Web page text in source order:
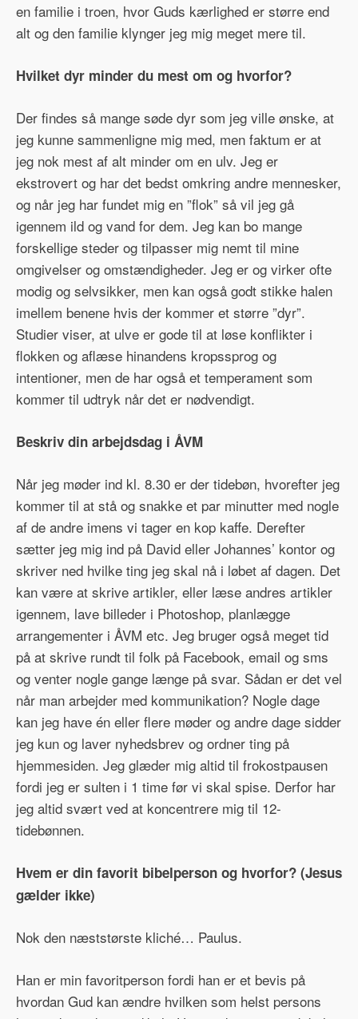
en familie i troen, hvor Guds kærlighed er større end
alt og den familie klynger jeg mig meget mere til.
Hvilket dyr minder du mest om og hvorfor?
Der findes så mange søde dyr som jeg ville ønske, at
jeg kunne sammenligne mig med, men faktum er at
jeg nok mest af alt minder om en ulv. Jeg er
ekstrovert og har det bedst omkring andre mennesker,
og når jeg har fundet mig en ”flok” så vil jeg gå
igennem ild og vand for dem. Jeg kan bo mange
forskellige steder og tilpasser mig nemt til mine
omgivelser og omstændigheder. Jeg er og virker ofte
modig og selvsikker, men kan også godt stikke halen
imellem benene hvis der kommer et større ”dyr”.
Studier viser, at ulve er gode til at løse konflikter i
flokken og aflæse hinandens kropssprog og
intentioner, men de har også et temperament som
kommer til udtryk når det er nødvendigt.
Beskriv din arbejdsdag i ÅVM
Når jeg møder ind kl. 8.30 er der tidebøn, hvorefter jeg
kommer til at stå og snakke et par minutter med nogle
af de andre imens vi tager en kop kaffe. Derefter
sætter jeg mig ind på David eller Johannes’ kontor og
skriver ned hvilke ting jeg skal nå i løbet af dagen. Det
kan være at skrive artikler, eller læse andres artikler
igennem, lave billeder i Photoshop, planlægge
arrangementer i ÅVM etc. Jeg bruger også meget tid
på at skrive rundt til folk på Facebook, email og sms
og venter nogle gange længe på svar. Sådan er det vel
når man arbejder med kommunikation? Nogle dage
kan jeg have én eller flere møder og andre dage sidder
jeg kun og laver nyhedsbrev og ordner ting på
hjemmesiden. Jeg glæder mig altid til frokostpausen
fordi jeg er sulten i 1 time før vi skal spise. Derfor har
jeg altid svært ved at koncentrere mig til 12-
tidebønnen.
Hvem er din favorit bibelperson og hvorfor? (Jesus
gælder ikke)
Nok den næststørste kliché… Paulus.
Han er min favoritperson fordi han er et bevis på
hvordan Gud kan ændre hvilken som helst persons